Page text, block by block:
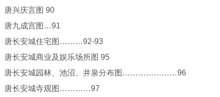
唐兴庆言图 90
唐九成宫图…91
唐长安城住宅图………92-93
唐长安城商业及娱乐场所图 95
唐长安城园林、池沼、井泉分布图…………………96
唐长安城寺观图…………97